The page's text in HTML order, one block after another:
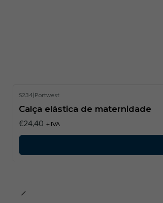
S234|Portwest
Calça elástica de maternidade
€24,40 + IVA